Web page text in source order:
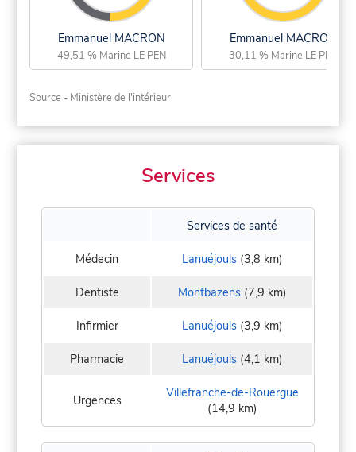
Emmanuel MACRON
49,51 % Marine LE PEN
Emmanuel MACRON
30,11 % Marine LE PEN
Source - Ministère de l'intérieur
Services
Services de santé
Médecin Lanuéjouls(3,8 km)
Dentiste Montbazens(7,9 km)
Infirmier Lanuéjouls(3,9 km)
Pharmacie Lanuéjouls(4,1 km)
Urgences
Villefranche-de-Rouergue
(14,9 km)